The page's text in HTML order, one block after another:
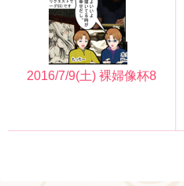
2016/7/9(土) 裸婦像杯8